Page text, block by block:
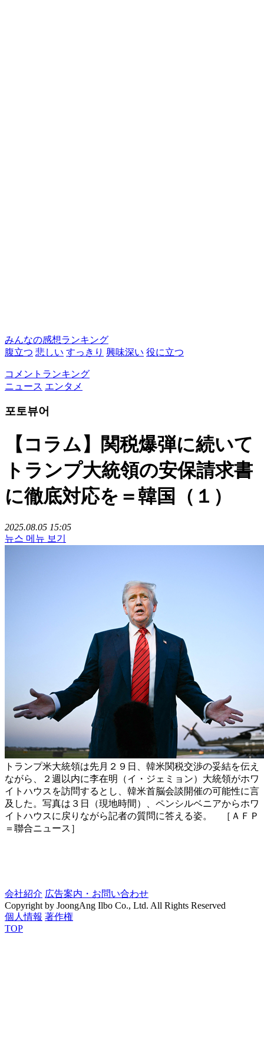
みんなの感想ランキング
腹立つ 悲しい すっきり 興味深い 役に立つ
コメントランキング
ニュース エンタメ
포토뷰어
【コラム】関税爆弾に続いて
トランプ大統領の安保請求書
に徹底対応を＝韓国（１）
2025.08.05 15:05
뉴스 메뉴 보기
トランプ米大統領は先月２９日、韓米関税交渉の妥結を伝え
ながら、２週以内に李在明（イ・ジェミョン）大統領がホワ
イトハウスを訪問するとし、韓米首脳会談開催の可能性に言
及した。写真は３日（現地時間）、ペンシルベニアからホワ
イトハウスに戻りながら記者の質問に答える姿。 ［ＡＦＰ
＝聯合ニュース］
会社紹介 広告案内・お問い合わせ
Copyright by JoongAng Ilbo Co., Ltd. All Rights Reserved
個人情報 著作権
TOP